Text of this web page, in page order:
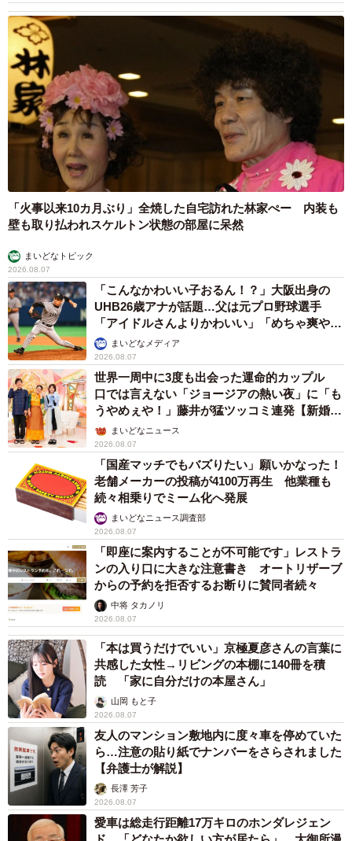
「火事以来10カ月ぶり」全焼した自宅訪れた林家ぺー 内装も
壁も取り払われスケルトン状態の部屋に呆然
まいどなトピック
2026.08.07
「こんなかわいい子おるん！？」大阪出身の
UHB26歳アナが話題…父は元プロ野球選手
「アイドルさんよりかわいい」「めちゃ爽や
か」まいどなメディア
2026.08.07
世界一周中に3度も出会った運命的カップル
口では言えない「ジョージアの熱い夜」に「も
うやめぇや！」藤井が猛ツッコミ連発【新婚さ
ん】まいどなニュース
2026.08.07
「国産マッチでもバズりたい」願いかなった！
老舗メーカーの投稿が4100万再生 他業種も
続々相乗りでミーム化へ発展
まいどなニュース調査部
2026.08.07
「即座に案内することが不可能です」レストラ
ンの入り口に大きな注意書き オートリザーブ
からの予約を拒否するお断りに賛同者続々
中将 タカノリ
2026.08.07
「本は買うだけでいい」京極夏彦さんの言葉に
共感した女性→リビングの本棚に140冊を積
読 「家に自分だけの本屋さん」
山岡 もと子
2026.08.07
友人のマンション敷地内に度々車を停めていた
ら…注意の貼り紙でナンバーをさらされました
【弁護士が解説】
長澤 芳子
2026.08.07
愛車は総走行距離17万キロのホンダレジェン